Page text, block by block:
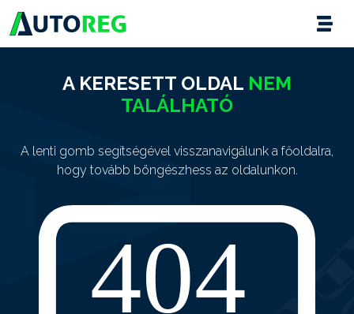
A KERESETT OLDAL NEM
TALÁLHATÓ
A lenti gomb segítségével visszanavigálunk a főoldalra,
hogy tovább böngészhess az oldalunkon.